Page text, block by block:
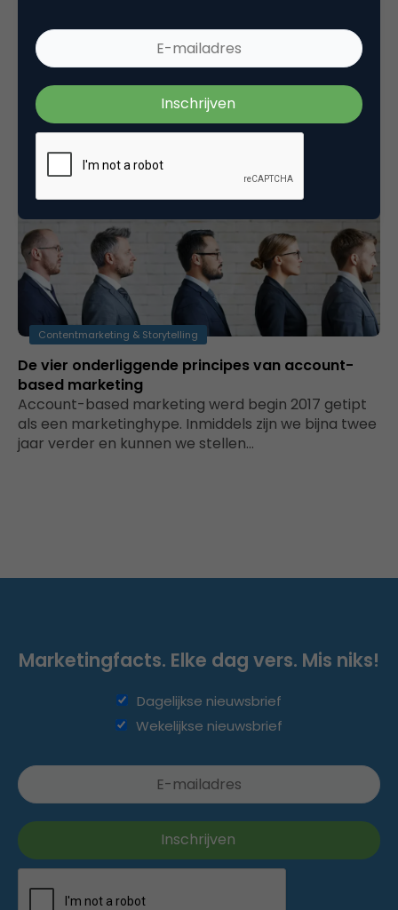
percentages
De conversie-ratio die je vandaag gebruikt om het
aantal nieuwsbrief-inschrijvingen of demo-
aanvragen te meten, kan wel eens fundamenteel
verkeerd zijn.…
Contentmarketing & Storytelling
De vier onderliggende principes van account-
based marketing
Account-based marketing werd begin 2017 getipt
als een marketinghype. Inmiddels zijn we bijna twee
jaar verder en kunnen we stellen…
Marketingfacts. Elke dag vers. Mis niks!
Dagelijkse nieuwsbrief
Wekelijkse nieuwsbrief